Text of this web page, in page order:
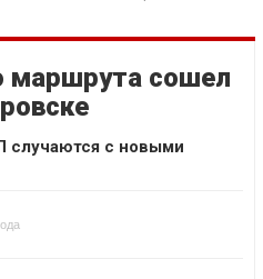
маршрута сошел
случаются с новыми